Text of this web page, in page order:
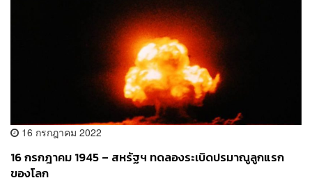
16 กรกฎาคม 2022
16 กรกฎาคม 1945 – สหรัฐฯ ทดลองระเบิดปรมาณูลูกแรก
ของโลก